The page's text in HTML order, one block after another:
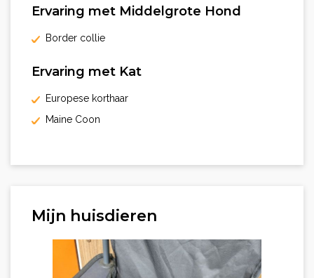
Ervaring met Middelgrote Hond
Border collie
Ervaring met Kat
Europese korthaar
Maine Coon
Mijn huisdieren